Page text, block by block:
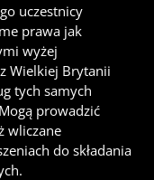
uczestnicy
prawa jak
wyżej
Wielkiej Brytanii
tych samych
Mogą prowadzić
wliczane
do składania